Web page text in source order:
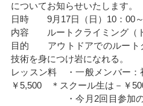
についてお知らせいたします。
日時 9月17日（日）10：00
内容 ルートクライミング（ト
目的 アウトドアでのルート
技術を身につけ岩になれる。
レッスン料 ・一般メンバー
￥5,500 ＊スクール生は－￥
・今月2回目参加のチ